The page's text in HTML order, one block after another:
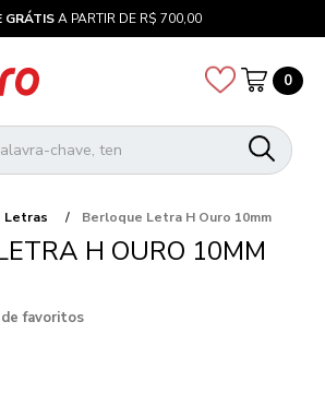
GRÁTISA PARTIR DE R$ 700,00
0
Letras Berloque Letra H Ouro 10mm
H OURO 10MM
favoritos